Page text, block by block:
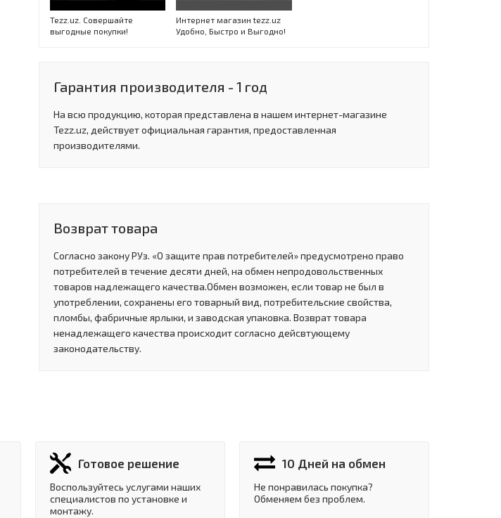
Tezz.uz. Совершайте
выгодные покупки!
Интернет магазин tezz.uz
Удобно, Быстро и Выгодно!
Гарантия производителя - 1 год
На всю продукцию, которая представлена в нашем интернет-магазине
Tezz.uz, действует официальная гарантия, предоставленная
производителями.
Возврат товара
Согласно закону РУз. «О защите прав потребителей» предусмотрено право
потребителей в течение десяти дней, на обмен непродовольственных
товаров надлежащего качества.Обмен возможен, если товар не был в
употреблении, сохранены его товарный вид, потребительские свойства,
пломбы, фабричные ярлыки, и заводская упаковка. Возврат товара
ненадлежащего качества происходит согласно дейсвтующему
законодательству.
Готовое решение
Воспользуйтесь услугами наших
специалистов по установке и
монтажу.
10 Дней на обмен
Не понравилась покупка?
Обменяем без проблем.